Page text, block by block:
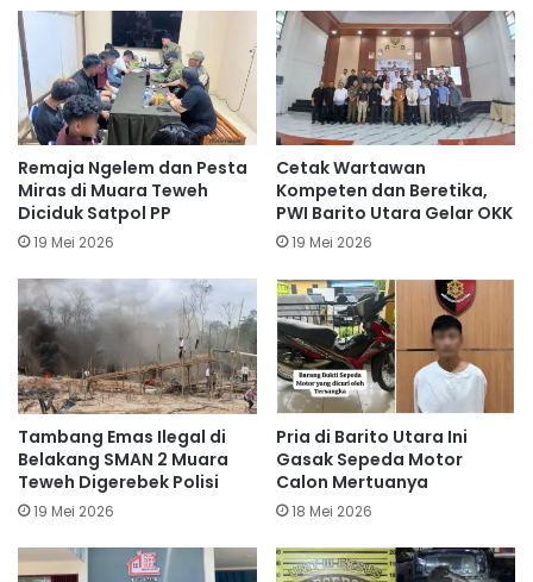
Remaja Ngelem dan Pesta
Miras di Muara Teweh
Diciduk Satpol PP
19 Mei 2026
Cetak Wartawan
Kompeten dan Beretika,
PWI Barito Utara Gelar OKK
19 Mei 2026
Tambang Emas Ilegal di
Belakang SMAN 2 Muara
Teweh Digerebek Polisi
19 Mei 2026
Pria di Barito Utara Ini
Gasak Sepeda Motor
Calon Mertuanya
18 Mei 2026